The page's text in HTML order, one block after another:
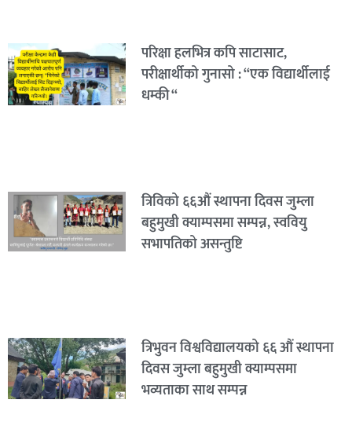
परिक्षा हलभित्र कपि साटासाट,
परीक्षार्थीको गुनासो : “एक विद्यार्थीलाई
धम्की “
त्रिविको ६६औं स्थापना दिवस जुम्ला
बहुमुखी क्याम्पसमा सम्पन्न, स्ववियु
सभापतिको असन्तुष्टि
त्रिभुवन विश्वविद्यालयको ६६ औं स्थापना
दिवस जुम्ला बहुमुखी क्याम्पसमा
भव्यताका साथ सम्पन्न